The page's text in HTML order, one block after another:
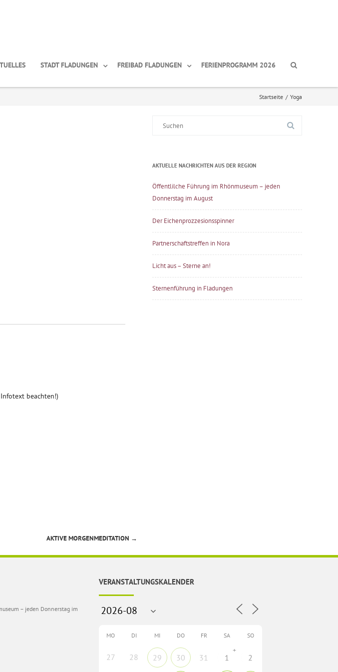
STADT FLADUNGEN FREIBAD FLADUNGEN FERIENPROGRAMM 2026
Startseite / Yoga
beachten!)
AKTIVE MORGENMEDITATION →
AKTUELLE NACHRICHTEN AUS DER REGION
Öffentlilche Führung im Rhönmuseum – jeden
Donnerstag im August
Der Eichenprozzesionsspinner
Partnerschaftstreffen in Nora
Licht aus – Sterne an!
Sternenführung in Fladungen
– jeden Donnerstag im
VERANSTALTUNGSKALENDER
MO DI MI DO FR SA SO
27 28 29 30 31 1
+
2